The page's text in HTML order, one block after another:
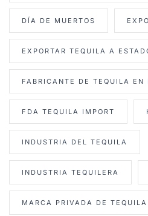
DÍA DE MUERTOS
EXPORTAR TEQUILA A
FABRICANTE DE TEQUILA EN
FDA TEQUILA IMPORT
INDUSTRIA DEL TEQUILA
INDUSTRIA TEQUILERA
MARCA PRIVADA DE TEQUILA